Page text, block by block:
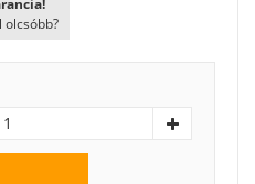
olcsóbb?